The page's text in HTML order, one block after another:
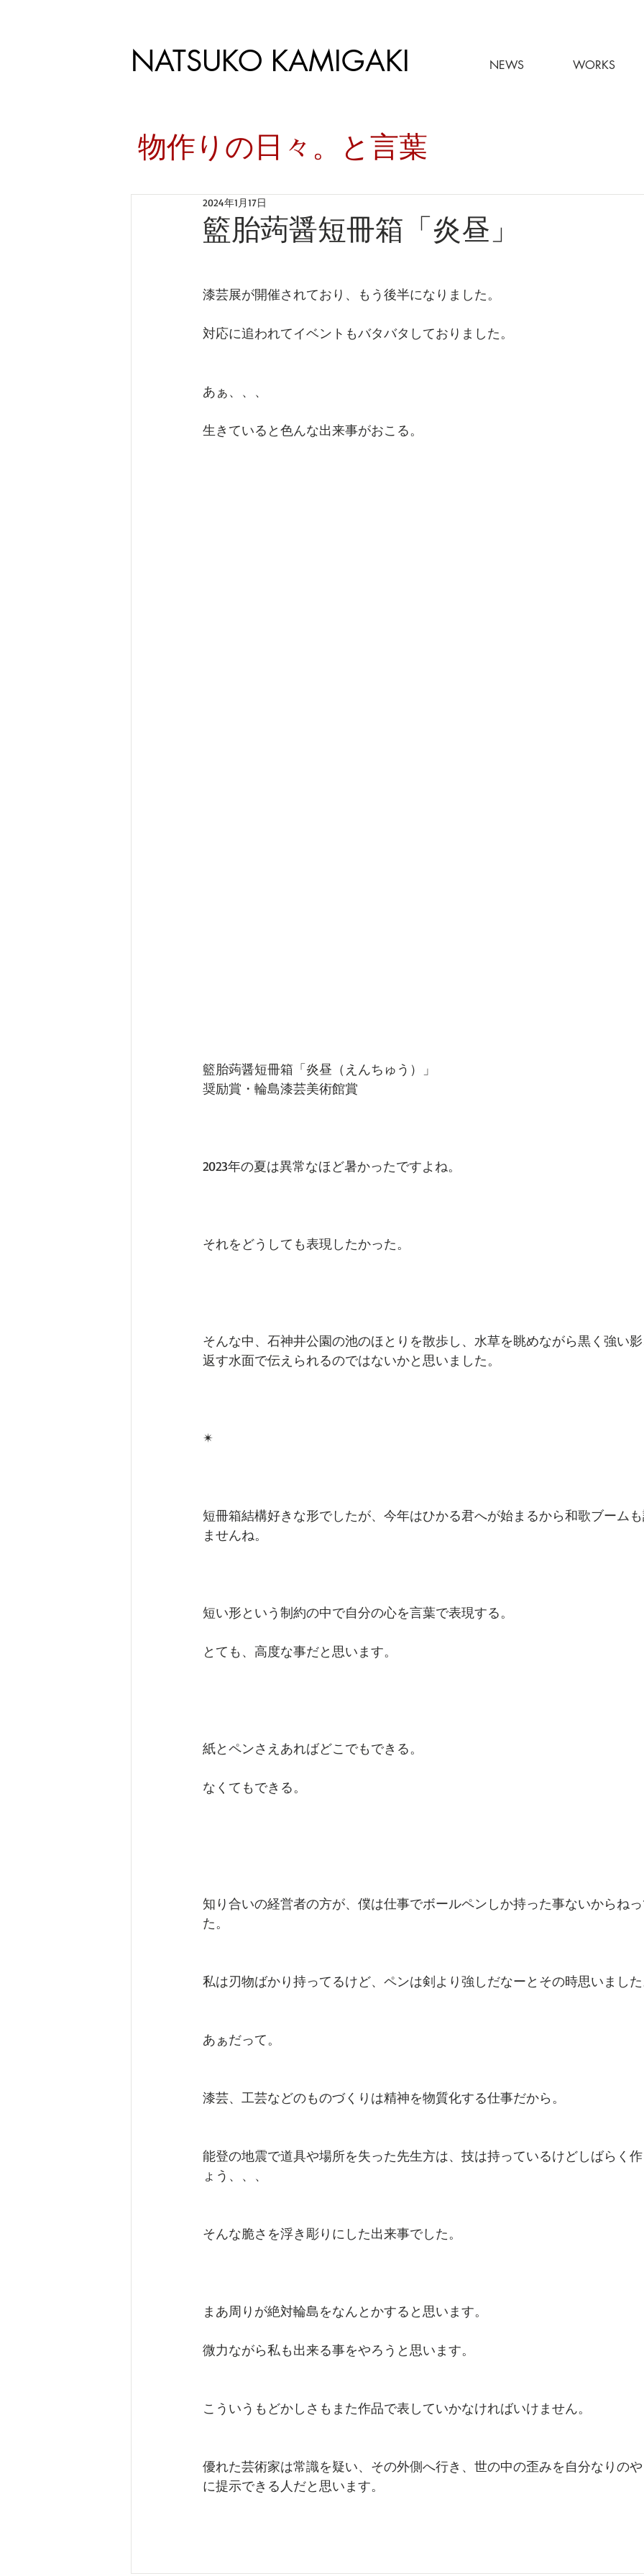
NATSUKO KAMIGAKI NEWS WORKS
​物作りの日々。と言葉
籃胎蒟醤短冊箱「炎昼」
2024年1月17日
漆芸展が開催されており、もう後半になりました。
対応に追われてイベントもバタバタしておりました。
あぁ、、、
生きていると色んな出来事がおこる。
籃胎蒟醤短冊箱「炎昼（えんちゅう）」
奨励賞・輪島漆芸美術館賞
2023年の夏は異常なほど暑かったですよね。
それをどうしても表現したかった。
そんな中、石神井公園の池のほとりを散歩し、水草を眺めながら黒く強い
返す水面で伝えられるのではないかと思いました。
✴︎
短冊箱結構好きな形でしたが、今年はひかる君へが始まるから和歌ブーム
ませんね。
短い形という制約の中で自分の心を言葉で表現する。
とても、高度な事だと思います。
紙とペンさえあればどこでもできる。
なくてもできる。
知り合いの経営者の方が、僕は仕事でボールペンしか持った事ないからね
た。
私は刃物ばかり持ってるけど、ペンは剣より強しだなーとその時思いました
あぁだって。
漆芸、工芸などのものづくりは精神を物質化する仕事だから。
能登の地震で道具や場所を失った先生方は、技は持っているけどしばらく
ょう、、、
そんな脆さを浮き彫りにした出来事でした。
まあ周りが絶対輪島をなんとかすると思います。
微力ながら私も出来る事をやろうと思います。
こういうもどかしさもまた作品で表していかなければいけません。
優れた芸術家は常識を疑い、その外側へ行き、世の中の歪みを自分なりの
に提示できる人だと思います。